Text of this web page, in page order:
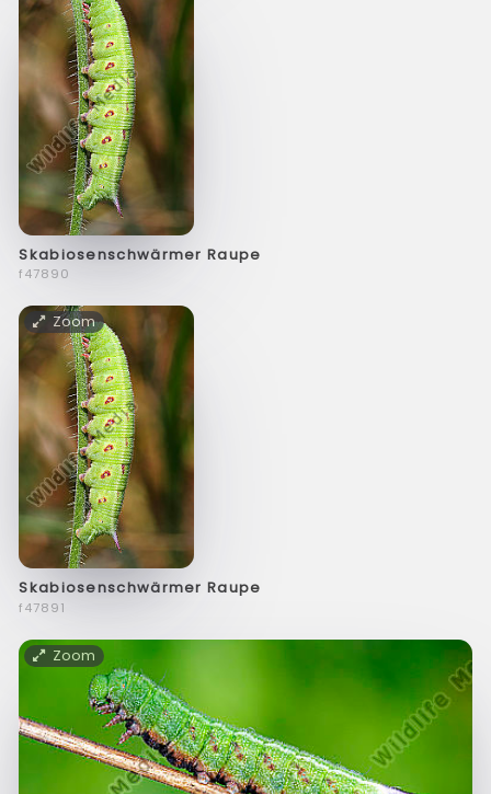
Skabiosenschwärmer Raupe
f47890
Zoom
Skabiosenschwärmer Raupe
f47891
Zoom